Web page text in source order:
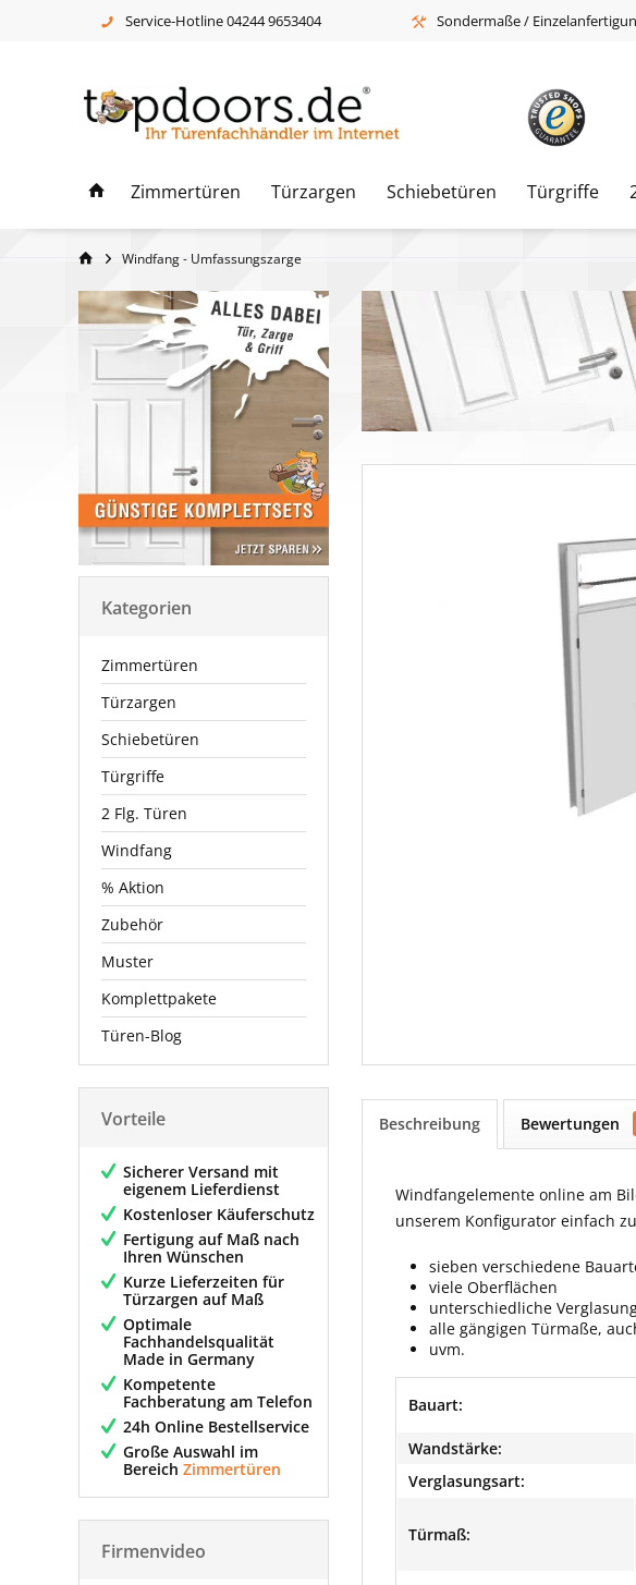
Service-Hotline 04244 9653404 Sondermaße /
Zimmertüren Türzargen Schiebetüren Türgriffe
Windfang - Umfassungszarge
Kategorien
Zimmertüren
Türzargen
Schiebetüren
Türgriffe
2 Flg. Türen
Windfang
% Aktion
Zubehör
Muster
Komplettpakete
Türen-Blog
Vorteile
Sicherer Versand mit
eigenem Lieferdienst
Kostenloser Käuferschutz
Fertigung auf Maß nach
Ihren Wünschen
Kurze Lieferzeiten für
Türzargen auf Maß
Optimale
Fachhandelsqualität
Made in Germany
Kompetente
Fachberatung am Telefon
24h Online Bestellservice
Große Auswahl im
Bereich Zimmertüren
Firmenvideo
Beschreibung Bewertungen
Windfangelemente online am
unserem Konfigurator einfach
sieben verschiedene
viele Oberflächen
unterschiedliche
alle gängigen Türmaße,
uvm.
Bauart:
Wandstärke:
Verglasungsart:
Türmaß: